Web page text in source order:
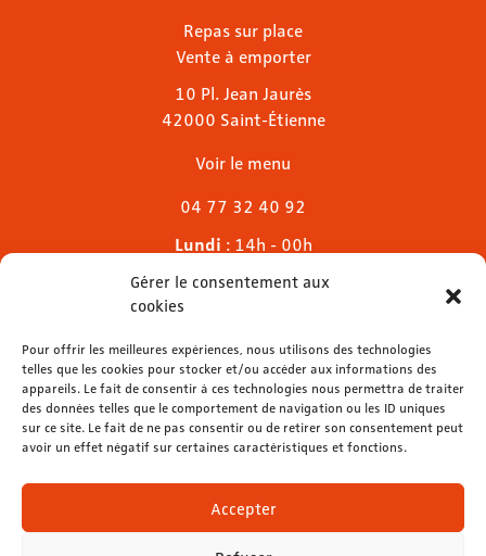
Gérer le consentement aux
cookies
Pour offrir les meilleures expériences, nous utilisons des technologies
telles que les cookies pour stocker et/ou accéder aux informations des
appareils. Le fait de consentir à ces technologies nous permettra de traiter
des données telles que le comportement de navigation ou les ID uniques
sur ce site. Le fait de ne pas consentir ou de retirer son consentement peut
avoir un effet négatif sur certaines caractéristiques et fonctions.
Accepter
Repas sur place
Vente à emporter
10 Pl. Jean Jaurès
42000 Saint-Étienne
Voir le menu
04 77 32 40 92
Lundi : 14h - 00h
Mardi & mercredi : 11h - 00h30
Jeudi
Dimanche: 11h - 00h
04 77 32 32 01